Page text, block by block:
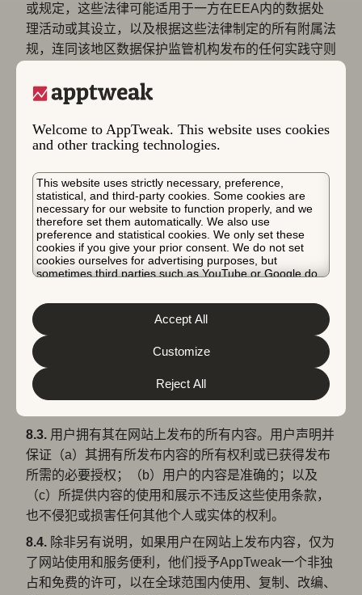
Welcome to AppTweak. This website uses cookies
and other tracking technologies.
This website uses strictly necessary, preference,
statistical, and third-party cookies. Some cookies are
necessary for our website to function properly, and we
therefore set them automatically. We also use
preference and statistical cookies. We only set these
cookies if you give your prior consent. We do not set
cookies ourselves for advertising purposes, but
sometimes third parties such as YouTube or Google do.
about the protection of your personal data and the
different cookies we use, please read our
&
. You can customize your cookie settings
and preferences by clicking the “Customize” button.
Reject All
Customize
Accept All
或规定，这些法律可能适用于一方在EEA内的数据处
理活动或其设立，以及根据这些法律制定的所有附属法
规，连同该地区数据保护监管机构发布的任何实践守则
b) 根据我们隐私政策中详述的条件，可通过点击以下
7.2.为了简化网站的访问和导航，并为每个用户个性化
述。
8. 内容发布要求
8.1.用户承诺不在网站上发布可能：
– 提及第三方信息，如地址、电话号码、电子邮件地
– 根据AppTweak的合理判断，被认为是应受谴责的，
或可能限制任何其他个人使用本网站，或可能引发
AppTweak或本网站用户的责任或损害。
8.2.
用户对其在个人资料上发布的内容及其后果承担全
8.3. 用户拥有其在网站上发布的所有内容。用户声明并
保证（a）其拥有所发布内容的所有权利或已获得发布
所需的必要授权；（b）用户的内容是准确的；以及
（c）所提供内容的使用和展示不违反这些使用条款，
也不侵犯或损害任何其他个人或实体的权利。
8.4. 除非另有说明，如果用户在网站上发布内容，仅为
了网站使用和服务便利，他们授予AppTweak一个非独
占和免费的许可，以在全球范围内使用、复制、改编、